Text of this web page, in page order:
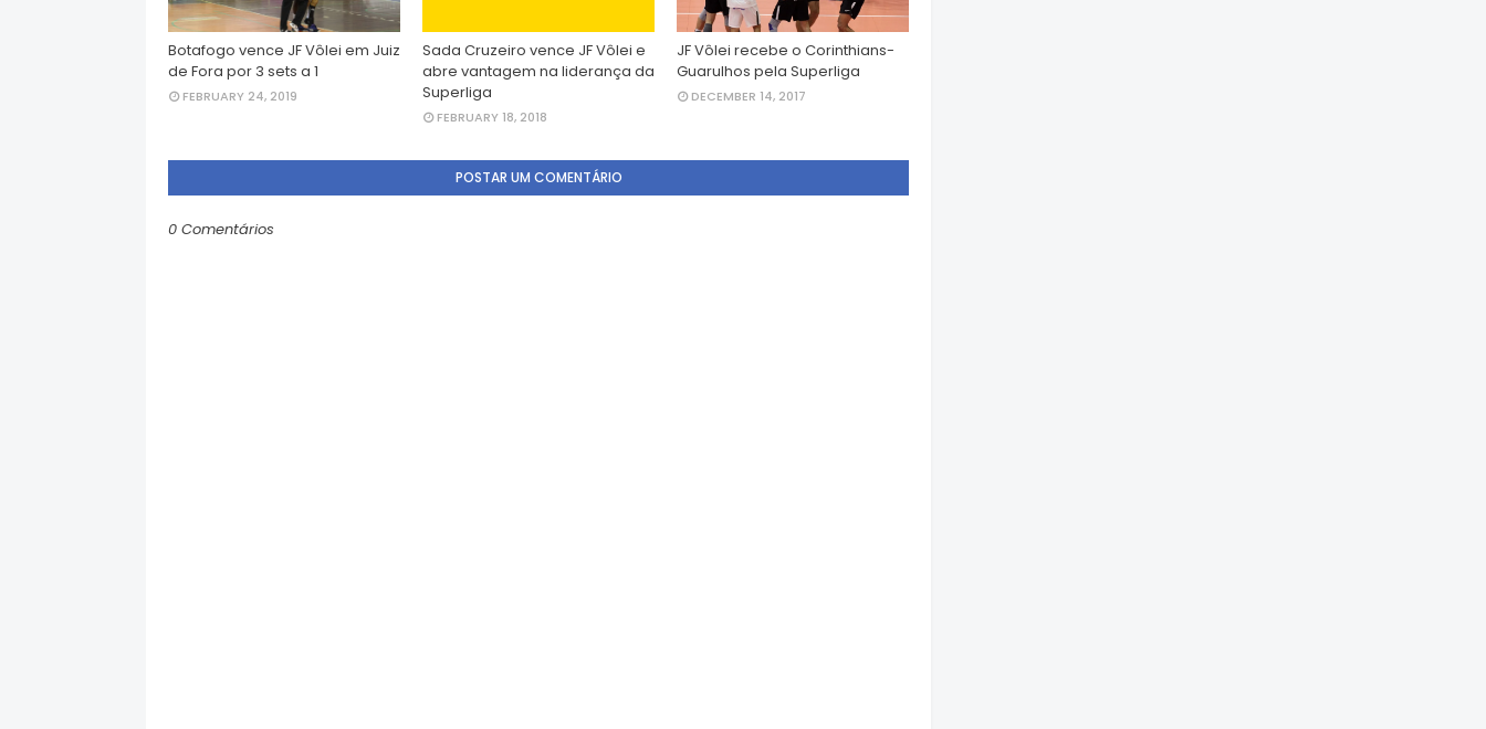
Botafogo vence JF Vôlei em Juiz
de Fora por 3 sets a 1
FEBRUARY 24, 2019
Sada Cruzeiro vence JF Vôlei e
abre vantagem na liderança da
Superliga
FEBRUARY 18, 2018
JF Vôlei recebe o Corinthians-
Guarulhos pela Superliga
DECEMBER 14, 2017
POSTAR UM COMENTÁRIO
0 Comentários